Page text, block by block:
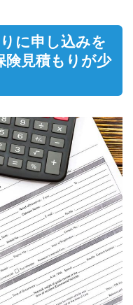
に申し込みを
見積もりが少